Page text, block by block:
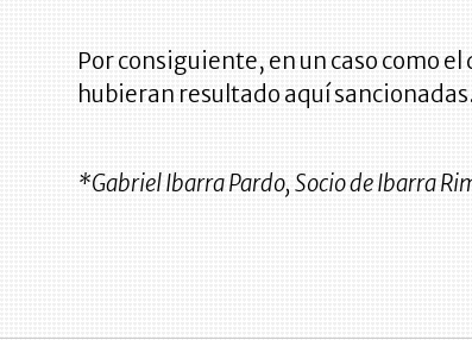
Por consiguiente, en un caso como
hubieran resultado aquí sancionadas.
*Gabriel Ibarra Pardo, Socio de Ibarra